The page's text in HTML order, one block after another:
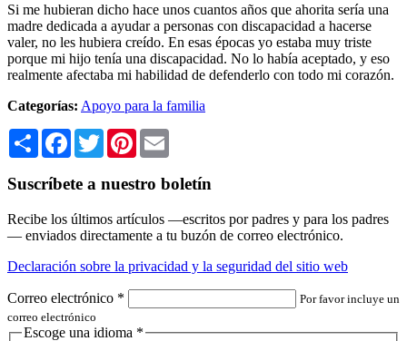
Si me hubieran dicho hace unos cuantos años que ahorita sería una
madre dedicada a ayudar a personas con discapacidad a hacerse
valer, no les hubiera creído. En esas épocas yo estaba muy triste
porque mi hijo tenía una discapacidad. No lo había aceptado, y eso
realmente afectaba mi habilidad de defenderlo con todo mi corazón.
Categorías: Apoyo para la familia
Share Facebook
TwitterPinterest
Suscríbete a nuestro boletín
Recibe los últimos artículos —escritos por padres y para los padres
— enviados directamente a tu buzón de correo electrónico.
Declaración sobre la privacidad y la seguridad del sitio web
Correo electrónico *
Por favor incluye un
correo electrónico
Escoge una idioma *